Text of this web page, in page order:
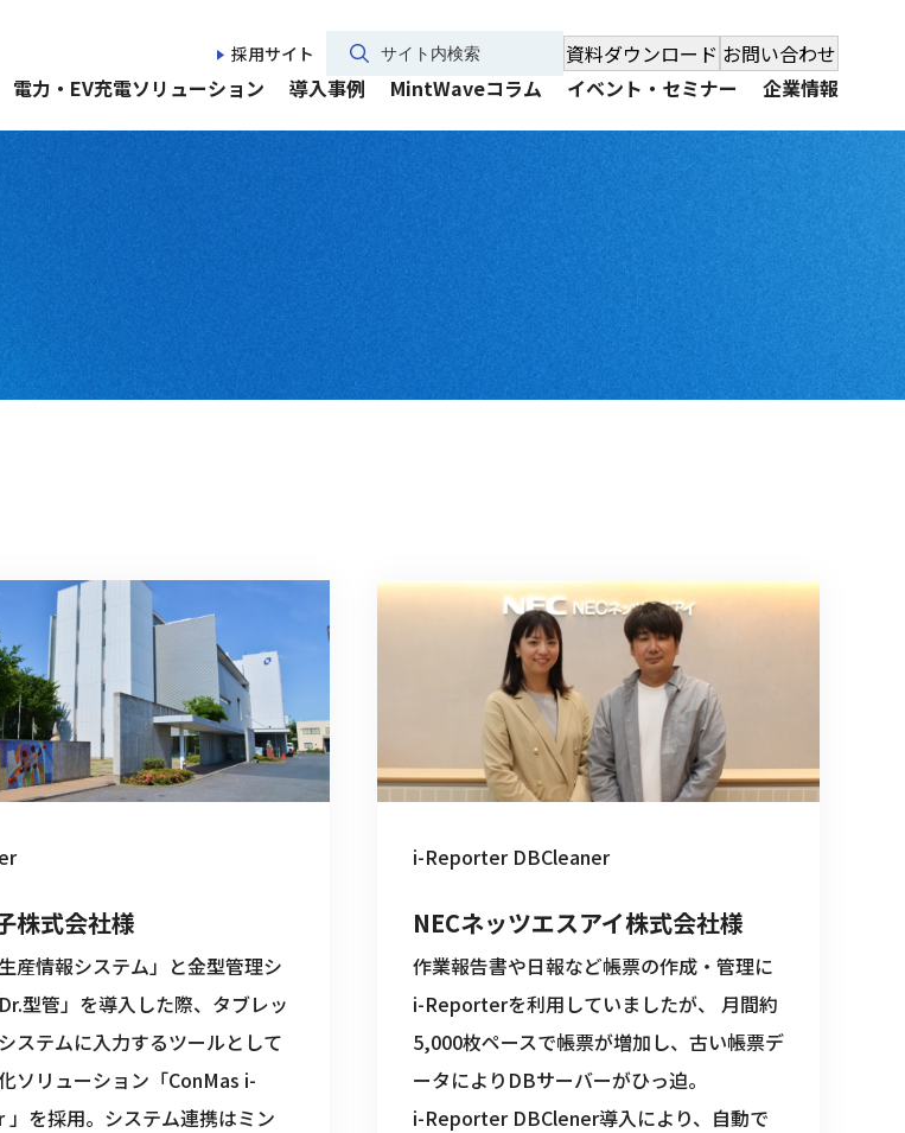
採用サイト 資料ダウンロード お問い合わせ
電力・EV充電ソリューション 導入事例 MintWaveコラム イベント・セミナー 企業情報
株式会社様
生産情報システム」と金型管理シ
型管」を導入した際、タブレッ
ステムに入力するツールとして
ソリューション「ConMas i-
を採用。システム連携はミン
i-Reporter DBCleaner
NECネッツエスアイ株式会社様
作業報告書や日報など帳票の作成・管理に
i-Reporterを利用していましたが、 月間約
5,000枚ペースで帳票が増加し、古い帳票デ
ータによりDBサーバーがひっ迫。
i-Reporter DBClener導入により、自動で